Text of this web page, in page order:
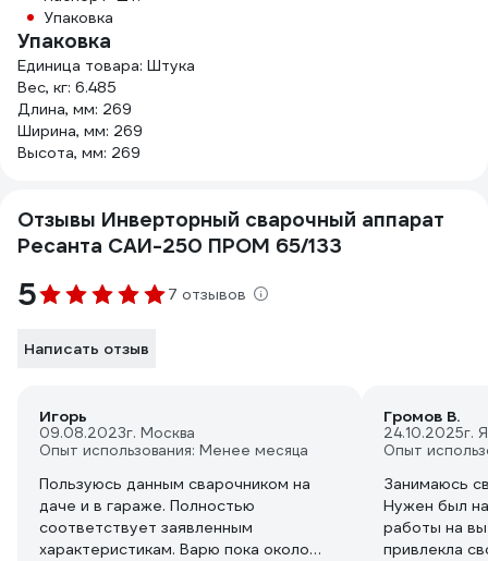
Упаковка
Упаковка
Единица товара: Штука
Вес, кг: 6.485
Длина, мм: 269
Ширина, мм: 269
Высота, мм: 269
Отзывы Инверторный сварочный аппарат
Ресанта САИ-250 ПРОМ 65/133
5 7 отзывов
Написать отзыв
Игорь
09.08.2023г. Москва
Опыт использования: Менее месяца
Пользуюсь данным сварочником на
даче и в гараже. Полностью
соответствует заявленным
характеристикам. Варю пока около
Громов В.
24.10.2025г.
Опыт
Занимаюсь
Нужен был
работы на
привлекла